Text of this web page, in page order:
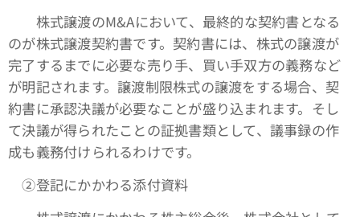
株式譲渡のM&Aにおいて、最終的な契約書となる
のが株式譲渡契約書です。契約書には、株式の譲渡が
完了するまでに必要な売り手、買い手双方の義務など
が明記されます。譲渡制限株式の譲渡をする場合、契
約書に承認決議が必要なことが盛り込まれます。そし
て決議が得られたことの証拠書類として、議事録の作
成も義務付けられるわけです。
➁登記にかかわる添付資料